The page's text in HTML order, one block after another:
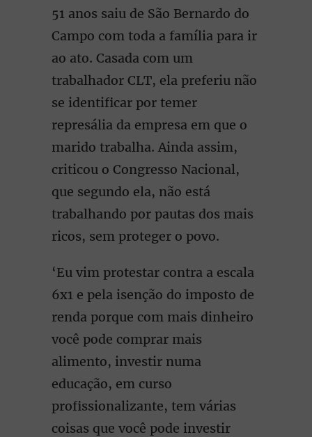
51 anos saiu de São Bernardo do
Campo com toda a família para ir
ao ato. Casada com um
trabalhador CLT, ela preferiu não
se identificar por temer
represália da empresa em que o
marido trabalha. Ainda assim,
criticou o Congresso Nacional,
que segundo ela, não está
trabalhando por pautas dos mais
ricos, sem proteger o povo.
‘Eu vim protestar contra a escala
6x1 e pela isenção do imposto de
renda porque com mais dinheiro
você pode comprar mais
alimento, investir numa
educação, em curso
profissionalizante, tem várias
coisas que você pode investir